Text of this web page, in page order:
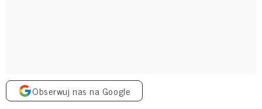
Obserwuj nas na Google